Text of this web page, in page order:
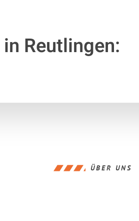
in Reutlingen:
ÜBER UNS